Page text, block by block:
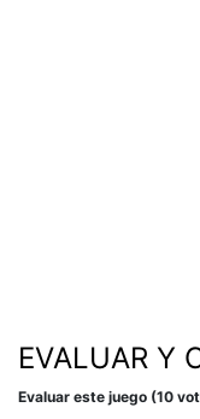
EVALUAR Y
Evaluar este juego (10